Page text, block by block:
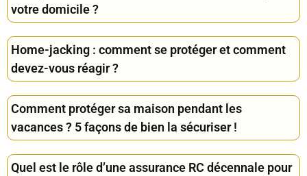
votre domicile ?
Home-jacking : comment se protéger et comment
devez-vous réagir ?
Comment protéger sa maison pendant les
vacances ? 5 façons de bien la sécuriser !
Quel est le rôle d’une assurance RC décennale pour